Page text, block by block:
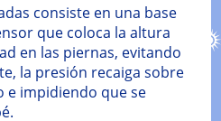
consiste en una base
que coloca la altura
en las piernas, evitando
la presión recaiga sobre
impidiendo que se